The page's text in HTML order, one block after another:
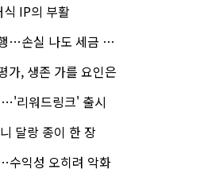
IP의 부활
나도 세금 낸다고?
가, 생존 가를 요인은
리워드링크' 출시
달랑 종이 한 장
수익성 오히려 악화